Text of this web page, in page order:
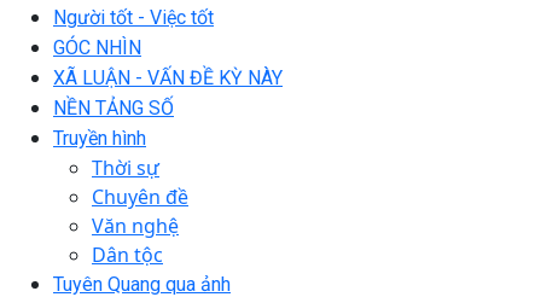
Người tốt - Việc tốt
GÓC NHÌN
XÃ LUẬN - VẤN ĐỀ KỲ NÀY
NỀN TẢNG SỐ
Truyền hình
Thời sự
Chuyên đề
Văn nghệ
Dân tộc
Tuyên Quang qua ảnh